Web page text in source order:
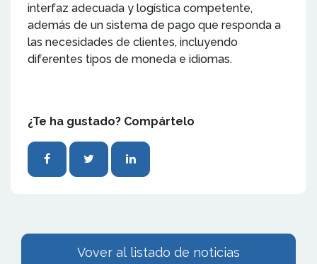
interfaz adecuada y logística competente,
además de un sistema de pago que responda a
las necesidades de clientes, incluyendo
diferentes tipos de moneda e idiomas.
¿Te ha gustado? Compártelo
Vover al listado de noticias